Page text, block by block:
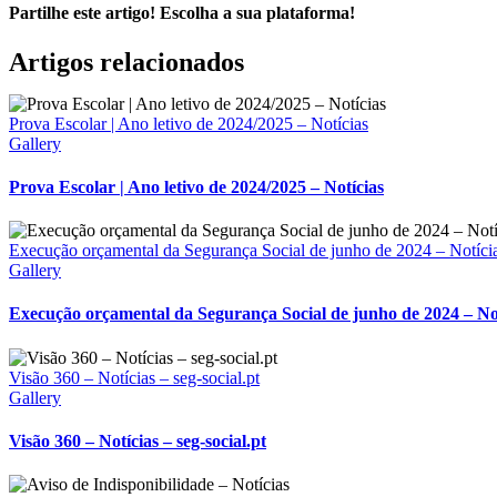
Partilhe este artigo! Escolha a sua plataforma!
Facebook
X
Reddit
LinkedIn
WhatsApp
Tumblr
Pinterest
Vk
Email
(necessário
mas
não
publicado)
Artigos relacionados
Prova Escolar | Ano letivo de 2024/2025 – Notícias
Gallery
Prova Escolar | Ano letivo de 2024/2025 – Notícias
Execução orçamental da Segurança Social de junho de 2024 –
Gallery
Execução orçamental da Segurança Social de junho de 2024 –
Visão 360 – Notícias – seg-social.pt
Gallery
Visão 360 – Notícias – seg-social.pt